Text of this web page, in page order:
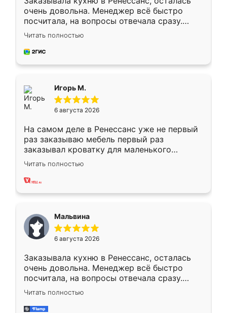
очень довольна. Менеджер всё быстро
посчитала, на вопросы отвечала сразу.
Замерщик приехал в субботу, подошёл к
делу со всей ответственностью. Собрали
за день, ребята работали аккуратно, даже
Читать полностью
Игорь М.
6 августа 2026
На самом деле в Ренессанс уже не первый
раз заказываю мебель первый раз
заказывал кроватку для маленького
ребёнка при его рождении ,во второй раз
заказал шкаф-купе. По качеству очень
хорошее сборка достаточно быстрая,
меньше, здесь же он более разнообразный.
Мне нравится ,если что-то потребуется из
мебели буду заказывать только здесь.
Читать полностью
Мальвина
6 августа 2026
Заказывала кухню в Ренессанс, осталась
очень довольна. Менеджер всё быстро
посчитала, на вопросы отвечала сразу.
Замерщик приехал в субботу, подошёл к
делу со всей ответственностью. Собрали
за день, ребята работали аккуратно, даже
Читать полностью